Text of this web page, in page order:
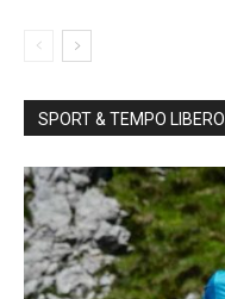
SPORT & TEMPO LIBERO